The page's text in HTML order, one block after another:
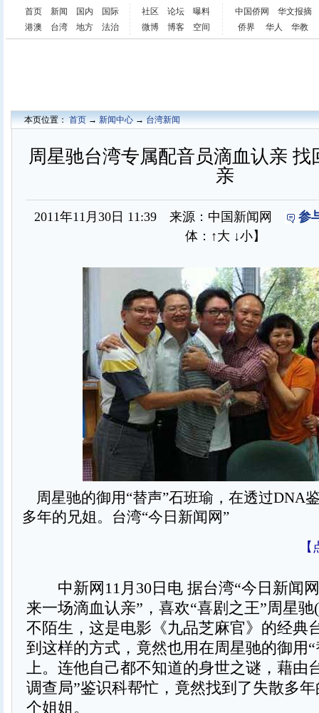
首页 新闻 国内
国际
港澳
台湾 地方 法治
社区 论坛
曝料
微博
博客 空间
中国侨网
华文报摘
侨界
华人 华教
本页位置：首页→新闻中心→台湾新闻
周星驰台湾专属配音员滴血认亲 找
亲
2011年11月30日 11:39 来源：中国新闻网
参
体： ↑大 ↓小】
周星驰的御用“替声”石班瑜，在透过DNA
多年的兄姐。台湾“今日新闻网”
中新网11月30日电 据台湾“今日新闻网
来一场滴血认亲”，喜欢“喜剧之王”周星
不陌生，这是电影《九品芝麻官》的经典
到这样的方式，竟然也用在周星驰的御用
上。连他自己都不知道的身世之谜，藉由
调查局”鉴识科帮忙，竟然找到了失散多
个姐姐。